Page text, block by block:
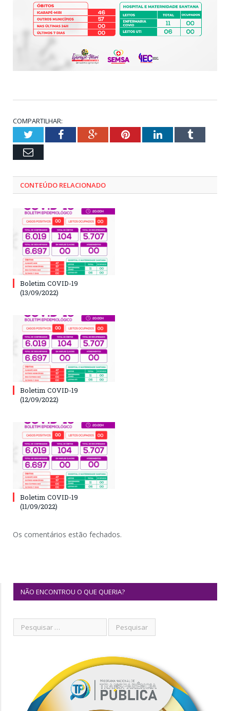
COMPARTILHAR:
TwitterFacebookGoogle+PinterestLinkedInTumblr
Email
CONTEÚDO RELACIONADO
Boletim COVID-19
(13/09/2022)
Boletim COVID-19
(12/09/2022)
Boletim COVID-19
(11/09/2022)
Os comentários estão fechados.
NÃO ENCONTROU O QUE QUERIA?